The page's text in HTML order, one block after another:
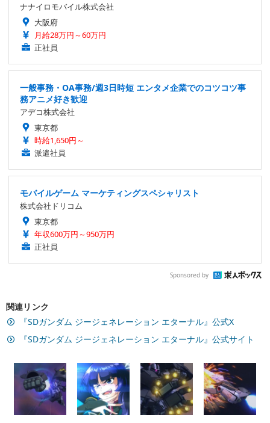
ナナイロモバイル株式会社
大阪府
月給28万円～60万円
正社員
一般事務・OA事務/週3日時短 エンタメ企業でのコツコツ事
務アニメ好き歓迎
アデコ株式会社
東京都
時給1,650円～
派遣社員
モバイルゲーム マーケティングスペシャリスト
株式会社ドリコム
東京都
年収600万円～950万円
正社員
Sponsored by
関連リンク
『SDガンダム ジージェネレーション エターナル』公式X
『SDガンダム ジージェネレーション エターナル』公式サイト